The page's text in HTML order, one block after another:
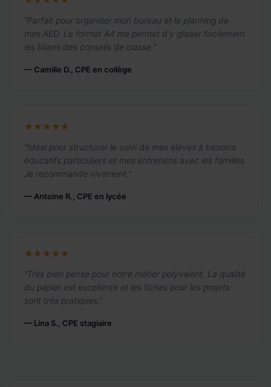
"Parfait pour organiser mon bureau et le planning de
mes AED. Le format A4 me permet d'y glisser facilement
les bilans des conseils de classe."
— Camille D., CPE en collège
★★★★★
"Idéal pour structurer le suivi de mes élèves à besoins
éducatifs particuliers et mes entretiens avec les familles.
Je recommande vivement."
— Antoine R., CPE en lycée
★★★★★
"Très bien pensé pour notre métier polyvalent. La qualité
du papier est excellente et les fiches pour les projets
sont très pratiques."
— Lina S., CPE stagiaire